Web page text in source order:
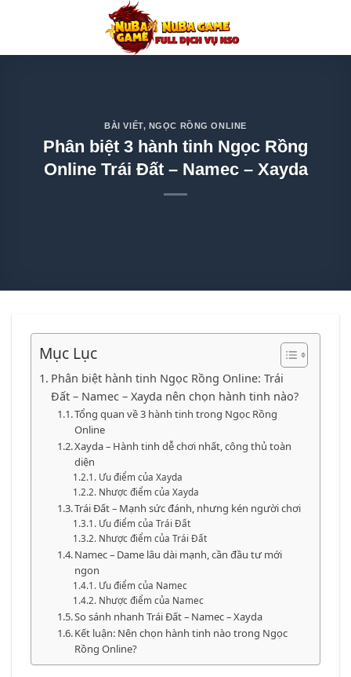
nội
BÀI VIẾT, NGỌC RỒNG ONLINE
Phân biệt 3 hành tinh Ngọc Rồng
Online Trái Đất – Namec – Xayda
Mục Lục
Phân biệt hành tinh Ngọc Rồng Online: Trái
Đất – Namec – Xayda nên chọn hành tinh nào?
Tổng quan về 3 hành tinh trong Ngọc Rồng
Online
Xayda – Hành tinh dễ chơi nhất, công thủ toàn
diện
Ưu điểm của Xayda
Nhược điểm của Xayda
Trái Đất – Mạnh sức đánh, nhưng kén người chơi
Ưu điểm của Trái Đất
Nhược điểm của Trái Đất
Namec – Dame lâu dài mạnh, cần đầu tư mới
ngon
Ưu điểm của Namec
Nhược điểm của Namec
So sánh nhanh Trái Đất – Namec – Xayda
Kết luận: Nên chọn hành tinh nào trong Ngọc
Rồng Online?